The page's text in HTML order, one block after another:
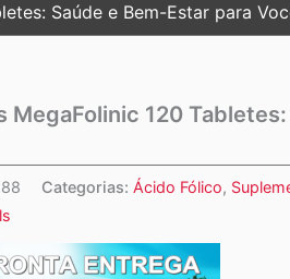
Saúde e Bem-Estar para
MegaFolinic 120
Categorias: Ácido Fólico,